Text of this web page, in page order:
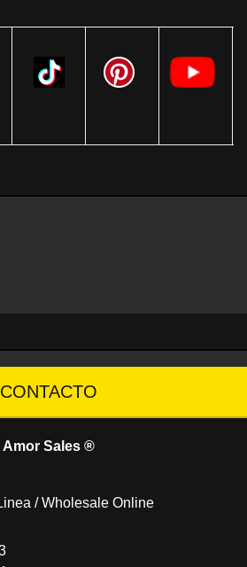
CONTACTO
Amor Sales ®
/ Wholesale Online